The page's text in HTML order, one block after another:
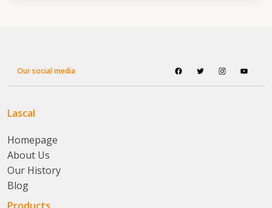
Our social media
Lascal
Homepage
About Us
Our History
Blog